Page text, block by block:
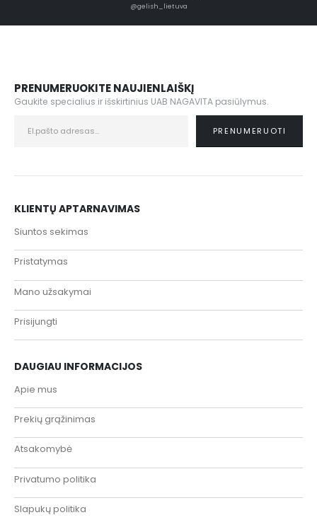
@gelish_lietuva
PRENUMERUOKITE NAUJIENLAIŠKĮ
Gaukite specialius ir išskirtinius UAB NAGAVITA pasiūlymus.
KLIENTŲ APTARNAVIMAS
Siuntos sekimas
Pristatymas
Mano užsakymai
Prisijungti
DAUGIAU INFORMACIJOS
Apie mus
Prekių grąžinimas
Atsakomybė
Privatumo politika
Slapukų politika